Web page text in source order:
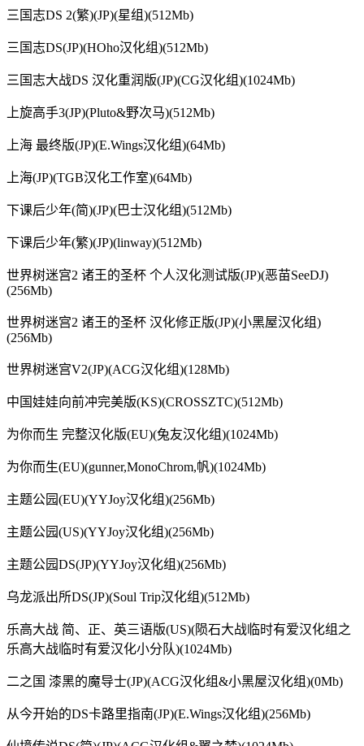
三国志DS 2(繁)(JP)(星组)(512Mb)
三国志DS(JP)(HOho汉化组)(512Mb)
三国志大战DS 汉化重润版(JP)(CG汉化组)(1024Mb)
上旋高手3(JP)(Pluto&野次马)(512Mb)
上海 最终版(JP)(E.Wings汉化组)(64Mb)
上海(JP)(TGB汉化工作室)(64Mb)
下课后少年(简)(JP)(巴士汉化组)(512Mb)
下课后少年(繁)(JP)(linway)(512Mb)
世界树迷宫2 诸王的圣杯 个人汉化测试版(JP)(恶苗SeeDJ)
(256Mb)
世界树迷宫2 诸王的圣杯 汉化修正版(JP)(小黑屋汉化组)
(256Mb)
世界树迷宫V2(JP)(ACG汉化组)(128Mb)
中国娃娃向前冲完美版(KS)(CROSSZTC)(512Mb)
为你而生 完整汉化版(EU)(兔友汉化组)(1024Mb)
为你而生(EU)(gunner,MonoChrom,帆)(1024Mb)
主题公园(EU)(YYJoy汉化组)(256Mb)
主题公园(US)(YYJoy汉化组)(256Mb)
主题公园DS(JP)(YYJoy汉化组)(256Mb)
乌龙派出所DS(JP)(Soul Trip汉化组)(512Mb)
乐高大战 简、正、英三语版(US)(陨石大战临时有爱汉化组之
乐高大战临时有爱汉化小分队)(1024Mb)
二之国 漆黑的魔导士(JP)(ACG汉化组&小黑屋汉化组)(0Mb)
从今开始的DS卡路里指南(JP)(E.Wings汉化组)(256Mb)